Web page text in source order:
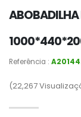
Referência :
(22,267